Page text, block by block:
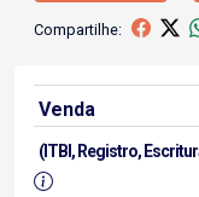
Compartilhe:
Venda
(ITBI, Registro,